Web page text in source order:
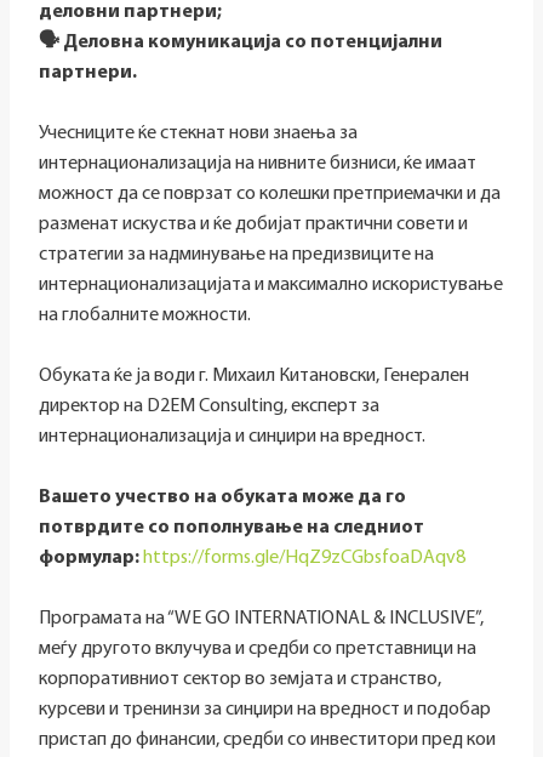
деловни партнери;
🗣 Деловна комуникација со потенцијални
партнери.
Учесниците ќе стекнат нови знаења за
интернационализација на нивните бизниси, ќе имаат
можност да се поврзат со колешки претприемачки и да
разменат искуства и ќе добијат практични совети и
стратегии за надминување на предизвиците на
интернационализацијата и максимално искористување
на глобалните можности.
Обуката ќе ја води г. Михаил Китановски, Генерален
директор на D2EM Consulting, експерт за
интернационализација и синџири на вредност.
Вашето учество на обуката може да го
потврдите со пополнување на следниот
формулар: https://forms.gle/HqZ9zCGbsfoaDAqv8
Програмата на “WE GO INTERNATIONAL & INCLUSIVE”,
меѓу другото вклучува и средби со претставници на
корпоративниот сектор во земјата и странство,
курсеви и тренинзи за синџири на вредност и подобар
пристап до финансии, средби со инвеститори пред кои